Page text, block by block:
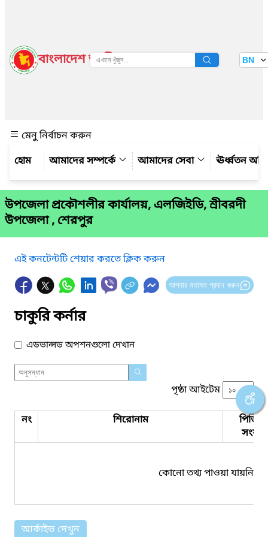
বাংলাদেশ জাতীয় তথ্য বাতায়ন BN
মেনু নির্বাচন করুন
আমাদের সম্পর্কে
আমাদের সেবা ঊর্ধ্বতন
উপজেলা প্রকৌশলীর কার্যালয়, এলজিইডি, শ্রীবরদী
উপজেলা , শেরপুর
এই কনটেন্টটি শেয়ার করতে ক্লিক করুন
আপনার মতামত প্রদান করুন
চাকুরি কর্নার
এডভান্সড অপশনগুলো দেখান
পৃষ্ঠা আইটেম
নং শিরোনাম
কোনো তথ্য পাওয়া যায়নি।
আর্কাইভ দেখুন